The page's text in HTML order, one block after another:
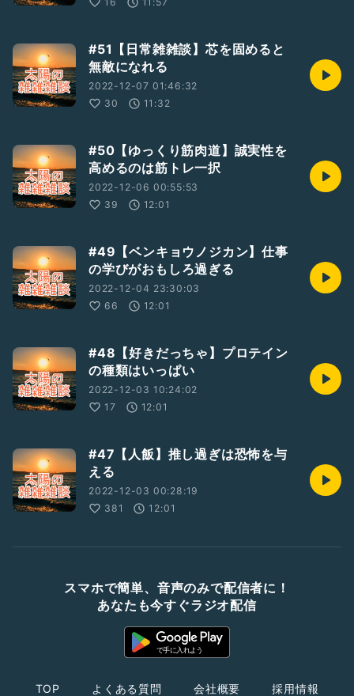
#51【日常雑雑談】芯を固めると
無敵になれる
2022-12-07 01:46:32
30
11:32
#50【ゆっくり筋肉道】誠実性を
高めるのは筋トレ一択
2022-12-06 00:55:53
39
12:01
#49【ベンキョウノジカン】仕事
の学びがおもしろ過ぎる
2022-12-04 23:30:03
66
12:01
#48【好きだっちゃ】プロテイン
の種類はいっぱい
2022-12-03 10:24:02
17
12:01
#47【人飯】推し過ぎは恐怖を与
える
2022-12-03 00:28:19
381
12:01
スマホで簡単、音声のみで配信者に！
あなたも今すぐラジオ配信
TOP よくある質問 会社概要 採用情報